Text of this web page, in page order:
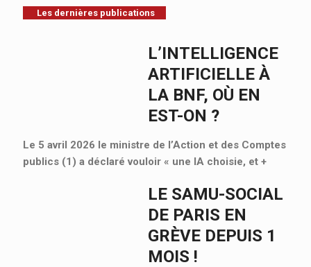
Les dernières publications
L’INTELLIGENCE
ARTIFICIELLE À
LA BNF, OÙ EN
EST-ON ?
Le 5 avril 2026 le ministre de l’Action et des Comptes
publics (1) a déclaré vouloir « une IA choisie, et +
LE SAMU-SOCIAL
DE PARIS EN
GRÈVE DEPUIS 1
MOIS !